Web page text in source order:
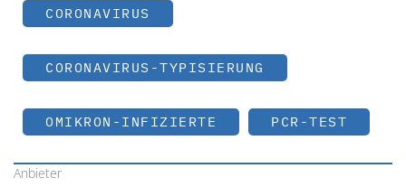
CORONAVIRUS
CORONAVIRUS-TYPISIERUNG
OMIKRON-INFIZIERTE PCR-TEST
Anbieter